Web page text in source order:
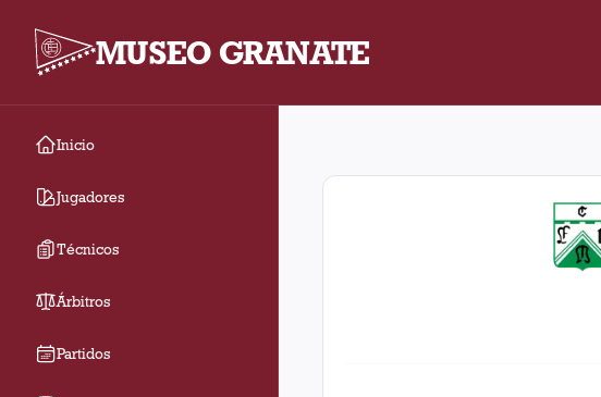
MUSEO GRANATE
Inicio
Jugadores
Técnicos
Árbitros
Partidos
Fecha 13. Partido entre Lanús y